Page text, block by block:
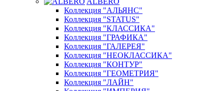
Коллекция "АЛЬЯНС"
Коллекция "STATUS"
Коллекция "КЛАССИКА"
Коллекция "ГРАФИКА"
Коллекция "ГАЛЕРЕЯ"
Коллекция "НЕОКЛАССИКА"
Коллекция "КОНТУР"
Коллекция "ГЕОМЕТРИЯ"
Коллекция "ЛАЙН"